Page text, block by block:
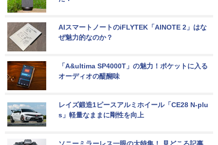
AIスマートノートのiFLYTEK「AINOTE 2」はな
ぜ魅力的なのか？
「A&ultima SP4000T」の魅力！ポケットに入る
オーディオの醍醐味
レイズ鍛造1ピースアルミホイール「CE28 N-plu
s」軽量なままに剛性を向上